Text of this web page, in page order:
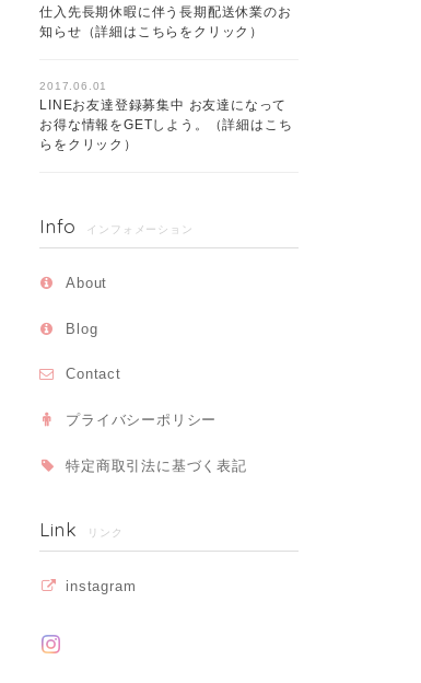
仕入先長期休暇に伴う長期配送休業のお
知らせ（詳細はこちらをクリック）
2017.06.01
LINEお友達登録募集中 お友達になって
お得な情報をGETしよう。（詳細はこち
らをクリック）
Info インフォメーション
About
Blog
Contact
プライバシーポリシー
特定商取引法に基づく表記
Link リンク
instagram